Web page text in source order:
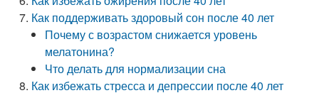
Как поддерживать здоровый сон после 40 лет
Почему с возрастом снижается уровень
мелатонина?
Что делать для нормализации сна
Как избежать стресса и депрессии после 40 лет